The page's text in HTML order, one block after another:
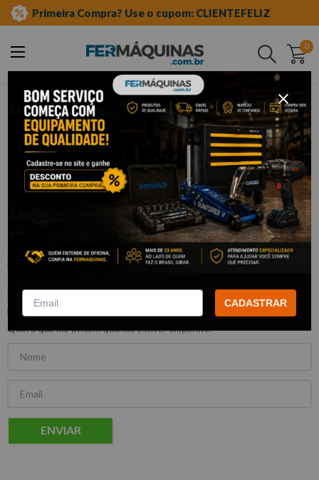
Primeira Compra? Use o cupom: CLIENTEFELIZ
0
Buscar
ferramentas manuais chave grifo
Chave p/ Tubo (Grifo) 8" - CORNETA
:1710114
CORNETA
Este produto não está disponível no momento
Quero que me avisem quando estiver disponível
ENVIAR
CADASTRAR